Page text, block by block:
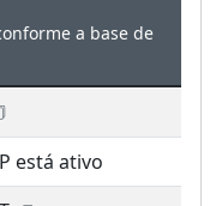
a base de
está ativo